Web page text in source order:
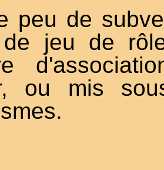
peu de
jeu de
ou mis